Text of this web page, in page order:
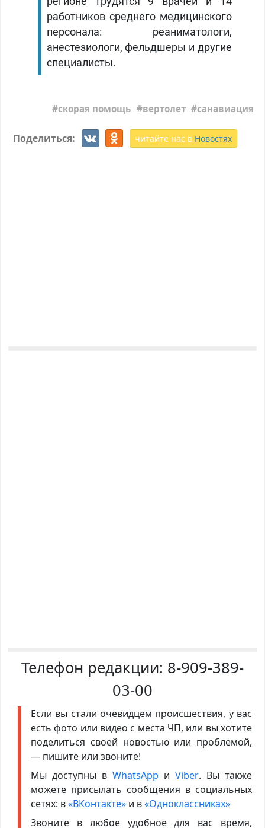
работников среднего медицинского
персонала: реаниматологи,
анестезиологи, фельдшеры и другие
специалисты.
скорая помощь вертолет санавиация
Поделиться: читайте нас в Новостях
Телефон редакции: 8-909-389-
03-00
Если вы стали очевидцем происшествия, у вас
есть фото или видео с места ЧП, или вы хотите
поделиться своей новостью или проблемой,
— пишите или звоните!
Мы доступны в WhatsApp иViber. Вы также
можете присылать сообщения в социальных
сетях: в«ВКонтакте»и в«Одноклассниках»
Звоните в любое удобное для вас время,